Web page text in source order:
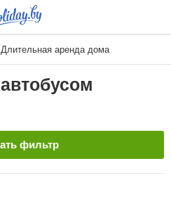
Длительная аренда дома
фильтр